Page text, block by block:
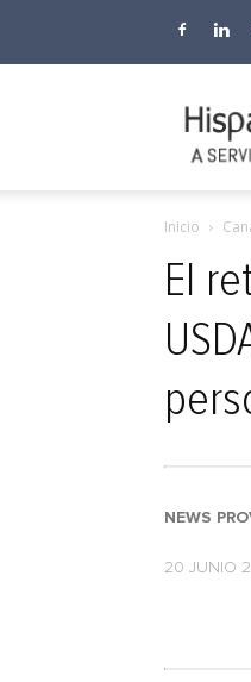
Inicio
El
NEWS
20 JUNIO